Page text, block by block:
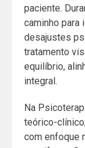
paciente.
caminho para
desajustes
tratamento
equilíbrio,
integral.
Na
teórico-
com enfoque